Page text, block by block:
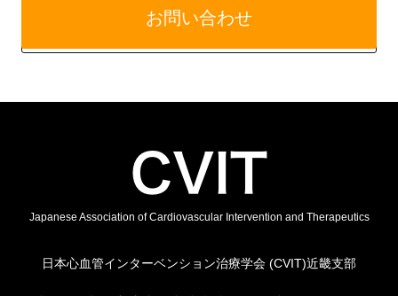
お問い合わせ
Japanese Association of Cardiovascular Intervention and Therapeutics
日本心血管インターベンション治療学会 (CVIT)近畿支部